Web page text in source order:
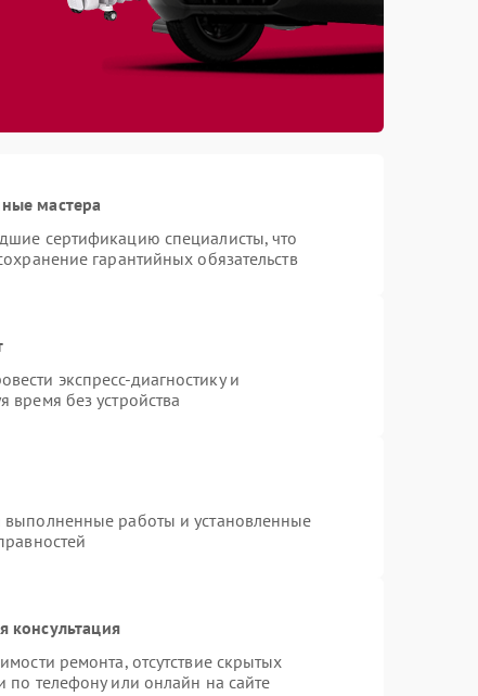
мастера
сертификацию специалисты, что
гарантийных обязательств
экспресс-диагностику и
время без устройства
выполненные работы и установленные
консультация
ремонта, отсутствие скрытых
по телефону или онлайн на сайте